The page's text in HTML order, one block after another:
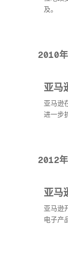
及。
2010年
亚马
亚马逊
进一步
2012年
亚马
亚马逊
电子产